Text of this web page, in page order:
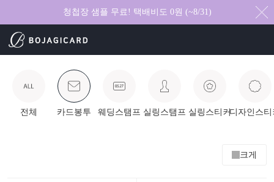
청첩장 샘플 무료! 택배비도 0원 (~8/31)
전체 카드봉투 웨딩스탬프 실링스탬프 실링스티커디자인스티
크게